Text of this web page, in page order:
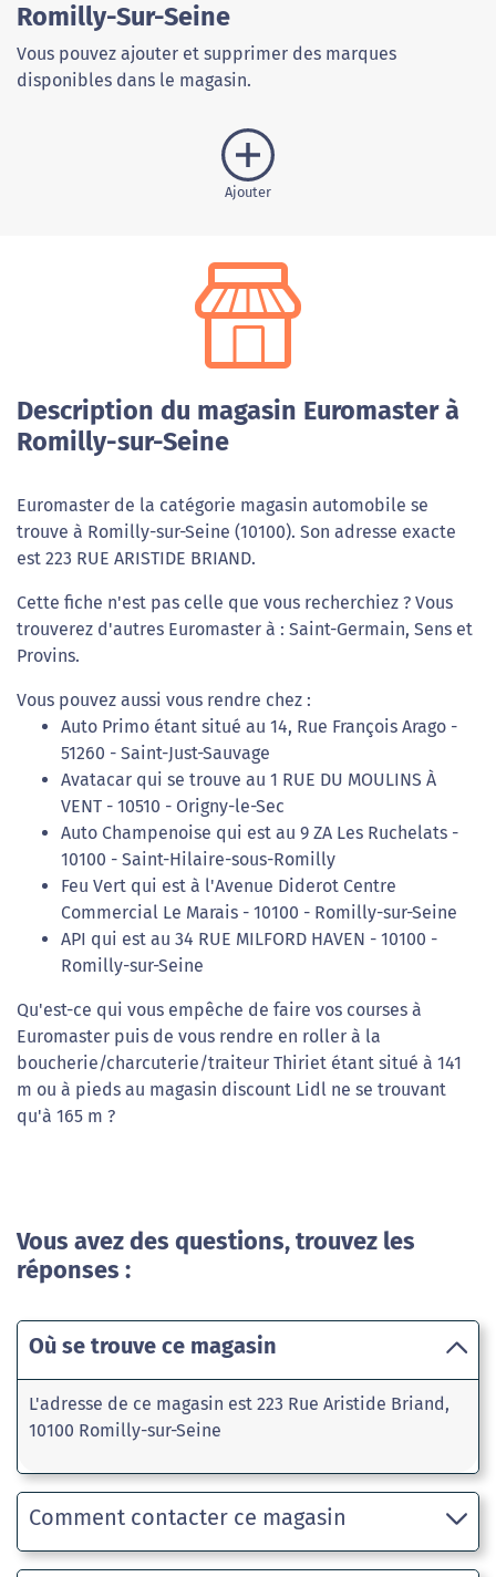
Romilly-Sur-Seine
Vous pouvez ajouter et supprimer des marques
disponibles dans le magasin.
Ajouter
Description du magasin Euromaster à
Romilly-sur-Seine
Euromaster de la catégorie magasin automobile se
trouve à Romilly-sur-Seine (10100). Son adresse exacte
est 223 RUE ARISTIDE BRIAND.
Cette fiche n'est pas celle que vous recherchiez ? Vous
trouverez d'autres Euromaster à : Saint-Germain, Sens et
Provins.
Vous pouvez aussi vous rendre chez :
Auto Primo étant situé au 14, Rue François Arago -
51260 - Saint-Just-Sauvage
Avatacar qui se trouve au 1 RUE DU MOULINS À
VENT - 10510 - Origny-le-Sec
Auto Champenoise qui est au 9 ZA Les Ruchelats -
10100 - Saint-Hilaire-sous-Romilly
Feu Vert qui est à l'Avenue Diderot Centre
Commercial Le Marais - 10100 - Romilly-sur-Seine
API qui est au 34 RUE MILFORD HAVEN - 10100 -
Romilly-sur-Seine
Qu'est-ce qui vous empêche de faire vos courses à
Euromaster puis de vous rendre en roller à la
boucherie/charcuterie/traiteur Thiriet étant situé à 141
m ou à pieds au magasin discount Lidl ne se trouvant
qu'à 165 m ?
Vous avez des questions, trouvez les
réponses :
Où se trouve ce magasin
L'adresse de ce magasin est 223 Rue Aristide Briand,
10100 Romilly-sur-Seine
Comment contacter ce magasin